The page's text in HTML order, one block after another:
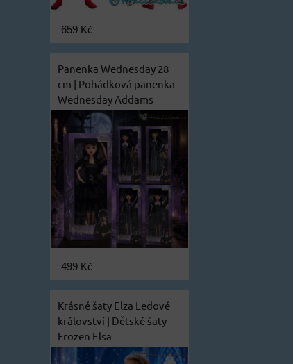
659 Kč
Panenka Wednesday 28
cm | Pohádková panenka
Wednesday Addams
499 Kč
Krásné šaty Elza Ledové
království | Dětské šaty
Frozen Elsa